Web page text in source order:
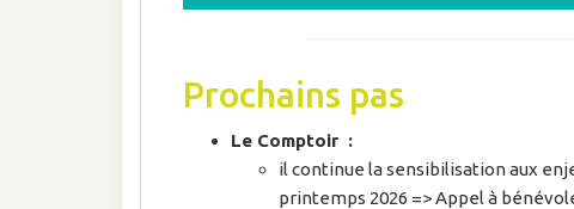
Prochains pas
Le Comptoir :
il continue la sensibilisation aux
printemps 2026 => Appel à